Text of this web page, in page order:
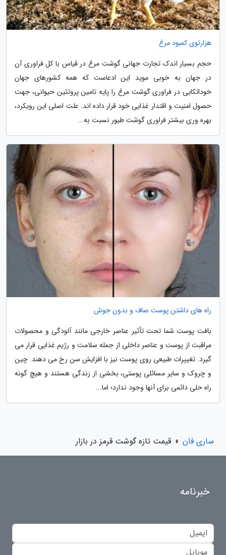
هزارتوی کمبود مرغ
حجم بسیار اندک تجارت جهانی گوشت مرغ در قیاس با کل فراوری آن
در جهان به خوبی موید این ادعاست که همه کشورهای جهان
خوداتکایی در فراوری گوشت مرغ را پایه تامین پروتئین حیوانی، جهت
حصول امنیت و اقتدار غذایی خود قرار داده اند. علت اصلی این رویکرد،
بهره وری بیشتر فراوری گوشت طیور نسبت به...
راه های داشتن پوست صاف و بدون جوش
بافت پوست شما تحت تأثیر عناصر خارجی مانند آلودگی و محصولات
مراقبت از پوست و عناصر داخلی از جمله سلامت و رژیم غذایی قرار می
گیرد. تغییرات طبیعی روی پوست نیز با افزایش سن رخ می دهند. چین
و چروک و سایر مسائلی پوستی، بخشی از زندگی هستند و هیچ گونه
راه حلی دائمی برای آنها وجود ندارد؛ اما...
ساری فان » قیمت تازه گوشت قرمز در بازار
خبرنامه